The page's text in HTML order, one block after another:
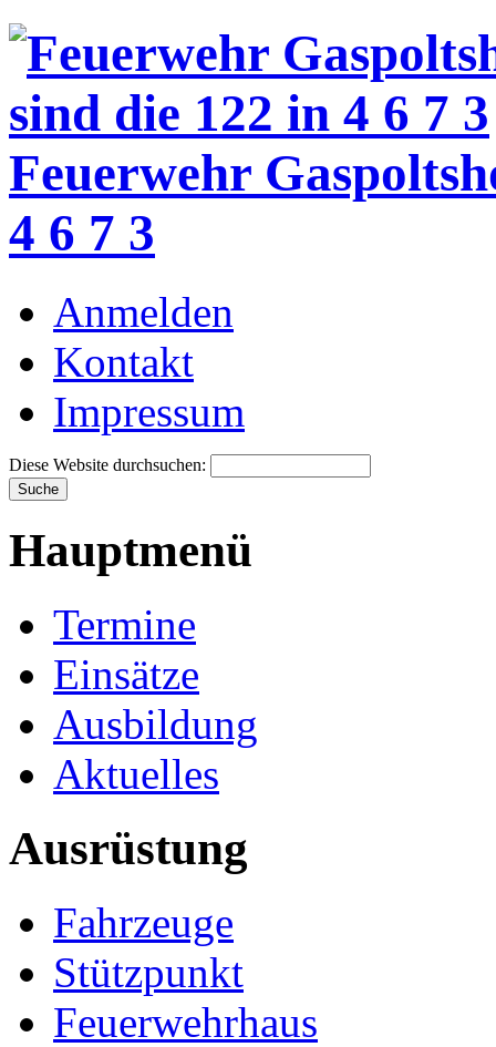
Feuerwehr
4 6 7 3
Anmelden
Kontakt
Impressum
Diese Website durchsuchen:
Hauptmenü
Termine
Einsätze
Ausbildung
Aktuelles
Ausrüstung
Fahrzeuge
Stützpunkt
Feuerwehrhaus